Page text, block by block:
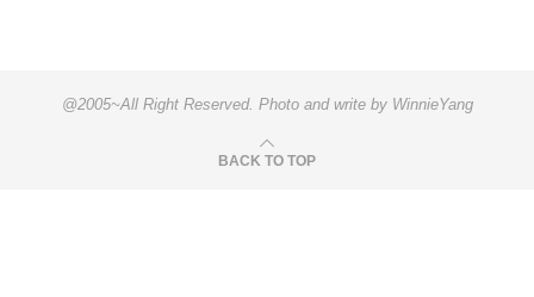
@2005~All Right Reserved. Photo and write by WinnieYang
BACK TO TOP